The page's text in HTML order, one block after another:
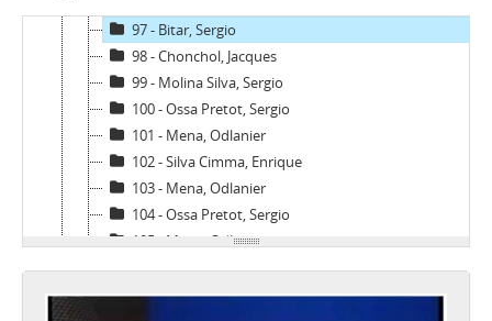
97 - Bitar, Sergio
98 - Chonchol, Jacques
99 - Molina Silva, Sergio
100 - Ossa Pretot, Sergio
101 - Mena, Odlanier
102 - Silva Cimma, Enrique
103 - Mena, Odlanier
104 - Ossa Pretot, Sergio
105 - Mena, Odlanier
106 - Videla, Ernesto
107 - Mena, Odlanier